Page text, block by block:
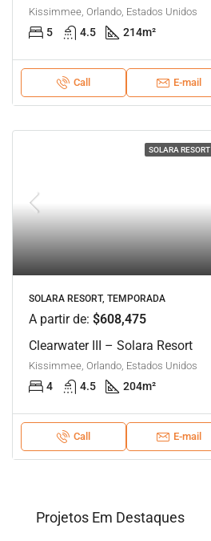
Kissimmee, Orlando, Estados Unidos
5 4.5 214m²
Call E-mail
SOLARA RESORT
SOLARA RESORT, TEMPORADA
A partir de: $608,475
Clearwater III – Solara Resort
Kissimmee, Orlando, Estados Unidos
4 4.5 204m²
Call E-mail
Projetos Em Destaques